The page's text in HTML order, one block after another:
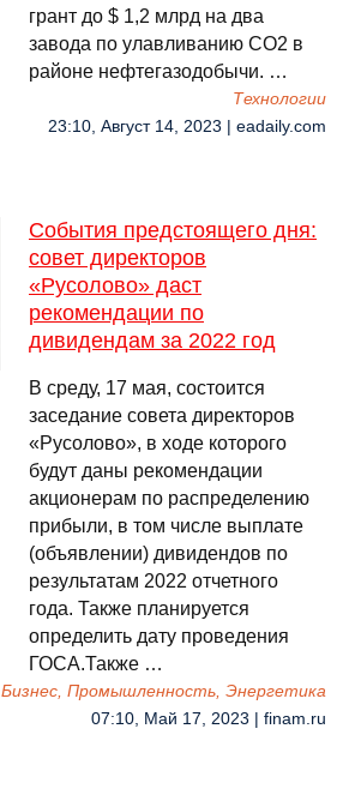
грант до $ 1,2 млрд на два
завода по улавливанию СО2 в
районе нефтегазодобычи. …
Технологии
23:10, Август 14, 2023 | eadaily.com
События предстоящего дня:
совет директоров
«Русолово» даст
рекомендации по
дивидендам за 2022 год
В среду, 17 мая, состоится
заседание совета директоров
«Русолово», в ходе которого
будут даны рекомендации
акционерам по распределению
прибыли, в том числе выплате
(объявлении) дивидендов по
результатам 2022 отчетного
года. Также планируется
определить дату проведения
ГОСА.Также …
Бизнес, Промышленность, Энергетика
07:10, Май 17, 2023 | finam.ru